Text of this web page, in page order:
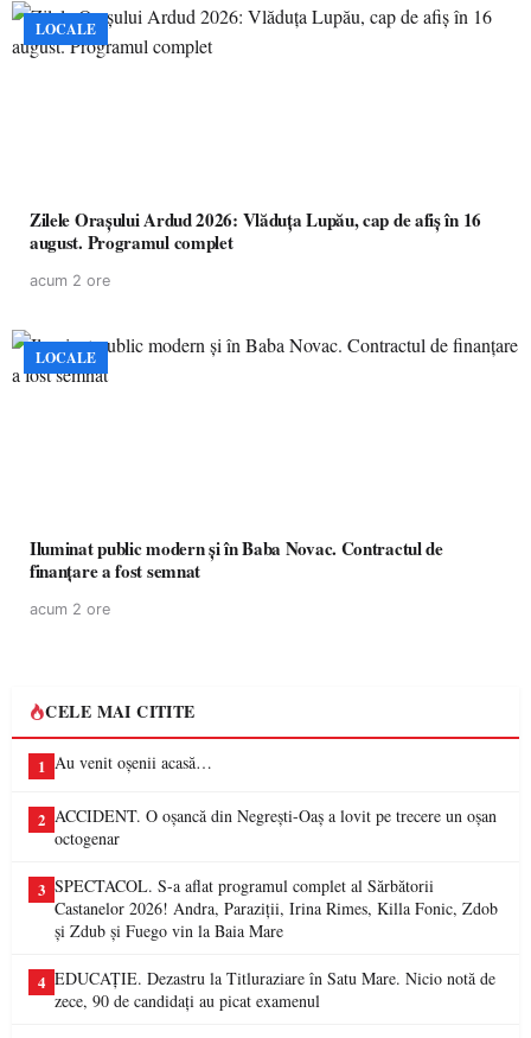
LOCALE
Zilele Orașului Ardud 2026: Vlăduța Lupău, cap de afiș în 16
august. Programul complet
acum 2 ore
LOCALE
Iluminat public modern și în Baba Novac. Contractul de
finanțare a fost semnat
acum 2 ore
CELE MAI CITITE
1 Au venit oșenii acasă…
2 ACCIDENT. O oșancă din Negrești-Oaș a lovit pe trecere un oșan
octogenar
3 SPECTACOL. S-a aflat programul complet al Sărbătorii
Castanelor 2026! Andra, Paraziții, Irina Rimes, Killa Fonic, Zdob
și Zdub și Fuego vin la Baia Mare
4 EDUCAȚIE. Dezastru la Titluraziare în Satu Mare. Nicio notă de
zece, 90 de candidați au picat examenul